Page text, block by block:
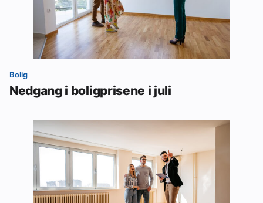
Bolig
Nedgang i boligprisene i juli